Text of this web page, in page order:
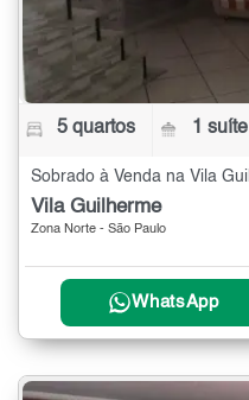
5 quartos 1 suíte
Sobrado à Venda na Vila
Vila Guilherme
Zona Norte - São Paulo
WhatsApp